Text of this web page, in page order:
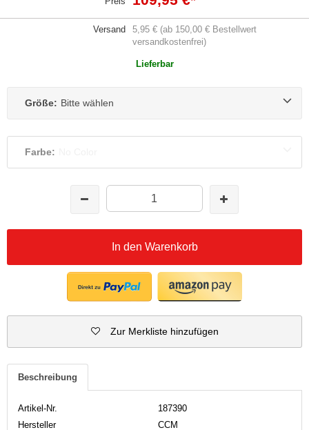
Versand
5,95 € (ab 150,00 € Bestellwert
versandkostenfrei)
Lieferbar
Größe: Bitte wählen
Farbe:
In den Warenkorb
Zur Merkliste hinzufügen
Beschreibung
Artikel-Nr.
187390
Hersteller
CCM